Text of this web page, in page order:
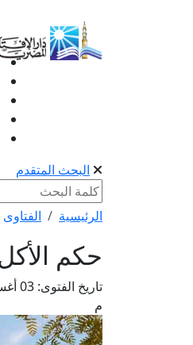
البحث المتقدم
الرئيسية الفتاوى
حكم
تاريخ الفتوى:
م